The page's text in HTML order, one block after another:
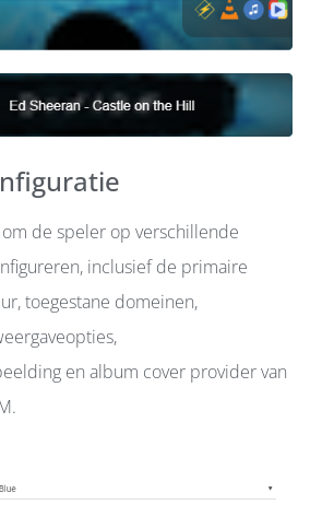
de speler op verschillende
inclusief de primaire
toegestane domeinen,
en album cover provider van